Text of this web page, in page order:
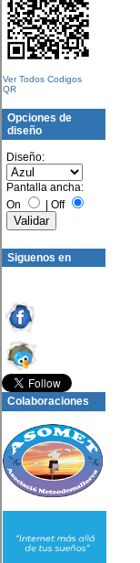
Ver Todos Codigos
QR
Opciones de
diseño
Diseño:
Pantalla ancha:
On
Off
Siguenos en
Colaboraciones